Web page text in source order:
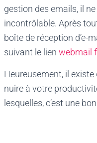
gestion des emails, il
incontrôlable. Après
boîte de réception d’e-
suivant le lien webmail
Heureusement, il
nuire à votre
lesquelles, c’est une